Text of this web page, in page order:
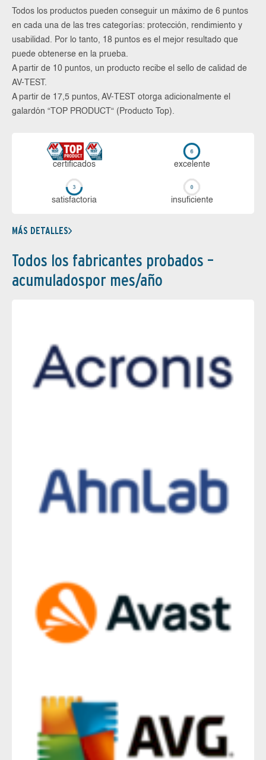
Todos los productos pueden conseguir un máximo de 6 puntos
en cada una de las tres categorías: protección, rendimiento y
usabilidad. Por lo tanto, 18 puntos es el mejor resultado que
puede obtenerse en la prueba.
A partir de 10 puntos, un producto recibe el sello de calidad de
AV-TEST.
A partir de 17,5 puntos, AV-TEST otorga adicionalmente el
galardón “TOP PRODUCT“ (Producto Top).
certi­ficados ex­ce­len­te
sa­tis­fac­to­ria in­su­fi­cien­te
MÁS DETALLES
Todos los fabricantes probados –
acumuladospor mes/año